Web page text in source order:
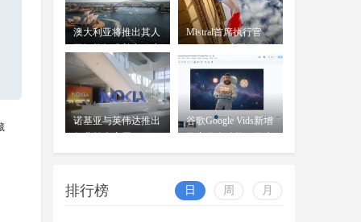
澳大利亚将推出其人
内设
Mistral首席执行官
电力
诺基亚与英伟达推出
RAN平台
谷歌Google Vids新增
可
排行榜 日 周 月